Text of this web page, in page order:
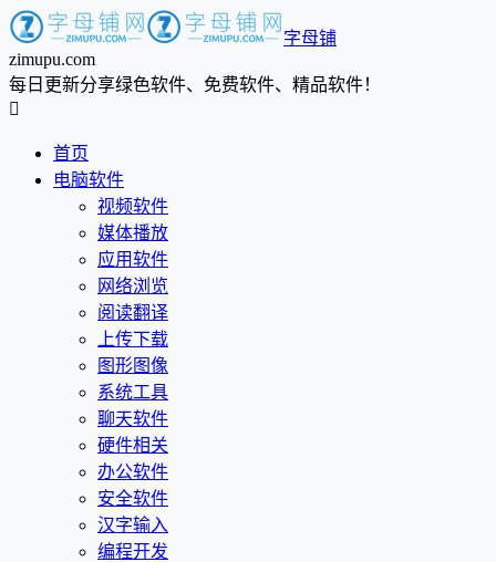
字母铺
zimupu.com
每日更新分享绿色软件、免费软件、精品软件！

首页
电脑软件
视频软件
媒体播放
应用软件
网络浏览
阅读翻译
上传下载
图形图像
系统工具
聊天软件
硬件相关
办公软件
安全软件
汉字输入
编程开发